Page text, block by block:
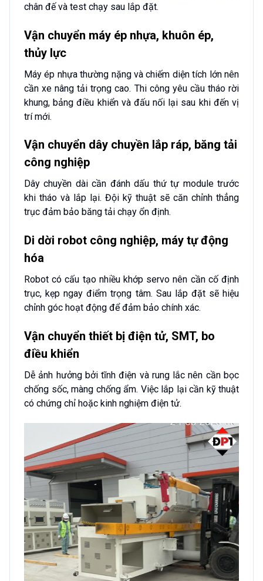
chân đế và test chạy sau lắp đặt.
Vận chuyển máy ép nhựa, khuôn ép,
thủy lực
Máy ép nhựa thường nặng và chiếm diện tích lớn nên
cần xe nâng tải trọng cao. Thi công yêu cầu tháo rời
khung, bảng điều khiển và đấu nối lại sau khi đến vị
trí mới.
Vận chuyển dây chuyền lắp ráp, băng tải
công nghiệp
Dây chuyền dài cần đánh dấu thứ tự module trước
khi tháo và lắp lại. Đội kỹ thuật sẽ căn chỉnh thẳng
trục đảm bảo băng tải chạy ổn định.
Di dời robot công nghiệp, máy tự động
hóa
Robot có cấu tạo nhiều khớp servo nên cần cố định
trục, kẹp ngay điểm trọng tâm. Sau lắp đặt sẽ hiệu
chỉnh góc hoạt động để đảm bảo chính xác.
Vận chuyển thiết bị điện tử, SMT, bo
điều khiển
Dễ ảnh hưởng bởi tĩnh điện và rung lắc nên cần bọc
chống sốc, màng chống ẩm. Việc lắp lại cần kỹ thuật
có chứng chỉ hoặc kinh nghiệm điện tử.